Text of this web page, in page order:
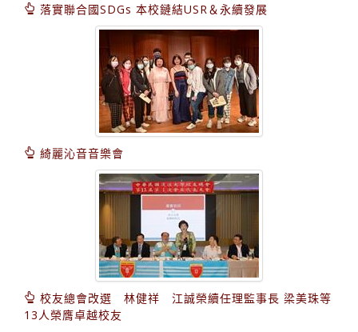
落實聯合國SDGs 本校鏈結USR＆永續發展
綺麗沁音音樂會
校友總會改選 林健祥 江誠榮續任理監事長 梁美珠等
13人榮膺卓越校友